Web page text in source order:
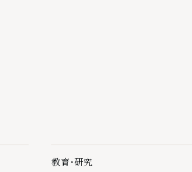
教育・研究
教育・研究の下層ページ一覧を開く